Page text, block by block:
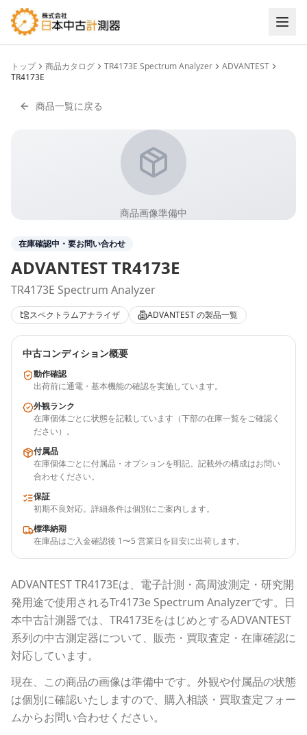
トップ 商品カタログ TR4173E Spectrum Analyzer
ADVANTEST
TR4173E
商品一覧に戻る
商品画像準備中
在庫確認中・要お問い合わせ
ADVANTESTTR4173E
TR4173E Spectrum Analyzer
スペクトラムアナライザ ADVANTESTの製品一覧
中古コンディション概要
動作確認
出荷前に通電・基本機能の確認を実施しています。
外観ランク
在庫個体ごとに状態を記載しています（下部の在庫一覧をご確認く
ださい）。
付属品
在庫個体ごとに付属品・オプションを明記。記載外の構成はお問い
合わせください。
保証
初期不良対応。詳細条件は個別にご案内します。
標準納期
在庫品はご入金確認後 1〜5 営業日を目安に出荷します。
ADVANTESTTR4173Eは、電子計測・高周波測定・研究開
発用途で使用されるTr4173e Spectrum Analyzerです。 日
本中古計測器では、 TR4173EをはじめとするADVANTEST
系列の中古測定器について、販売・買取査定・在庫確認に
対応しています。
現在、この商品の画像は準備中です。外観や付属品の状態
は個別に確認いたしますので、購入相談・買取査定フォー
ムからお問い合わせください。